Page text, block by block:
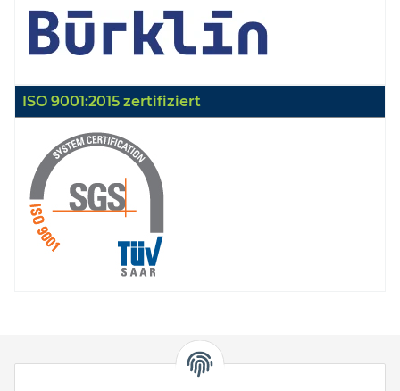
ISO 9001:2015 zertifiziert